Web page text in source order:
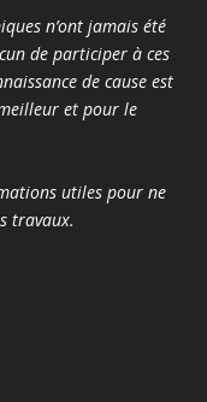
n’ont jamais été
de participer à ces
de cause est
et pour le
utiles pour ne
travaux.